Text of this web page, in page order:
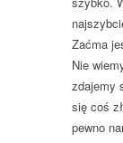
Zaćma
Nie
zdajemy
się coś
pewno